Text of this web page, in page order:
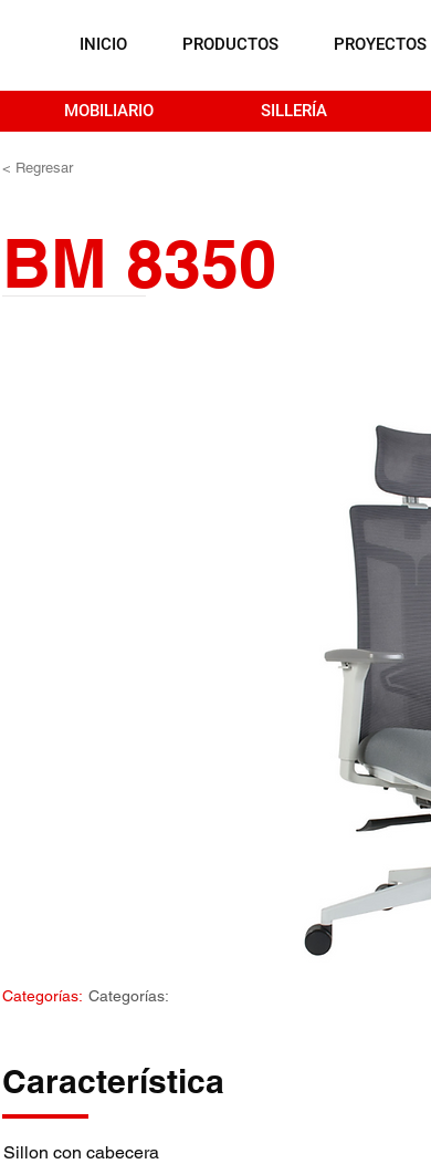
INICIO PRODUCTOS PROYECTOS
MOBILIARIO SILLERÍA
< Regresar
BM 8350
Categorías: Categorías:
Característica
Sillon con cabecera